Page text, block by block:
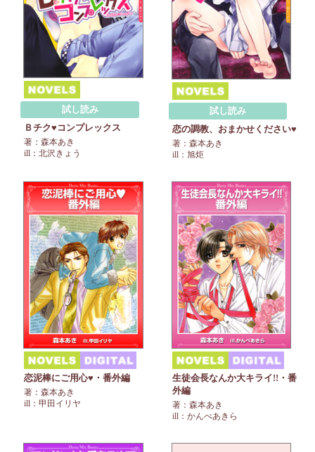
試し読み
Ｂチク♥コンプレックス
著：森本あき
ill：北沢きょう
試し読み
恋の調教、おまかせください♥
著：森本あき
ill：旭炬
恋泥棒にご用心♥・番外編
著：森本あき
ill：甲田イリヤ
生徒会長なんか大キライ!!・番
外編
著：森本あき
ill：かんべあきら